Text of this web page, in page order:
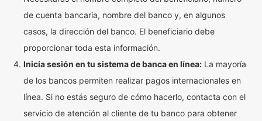
de cuenta bancaria, nombre del banco y, en algunos
casos, la dirección del banco. El beneficiario debe
proporcionar toda esta información.
Inicia sesión en tu sistema de banca en línea: La mayoría
de los bancos permiten realizar pagos internacionales en
línea. Si no estás seguro de cómo hacerlo, contacta con el
servicio de atención al cliente de tu banco para obtener